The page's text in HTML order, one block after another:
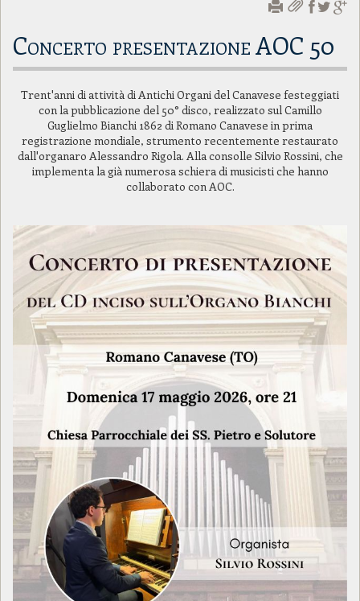
Concerto presentazione AOC 50
Trent'anni di attività di Antichi Organi del Canavese festeggiati
con la pubblicazione del 50° disco, realizzato sul Camillo
Guglielmo Bianchi 1862 di Romano Canavese in prima
registrazione mondiale, strumento recentemente restaurato
dall'organaro Alessandro Rigola. Alla consolle Silvio Rossini, che
implementa la già numerosa schiera di musicisti che hanno
collaborato con AOC.